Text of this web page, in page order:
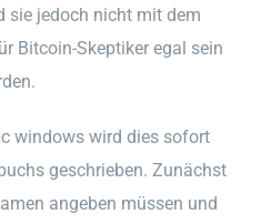
sie jedoch nicht mit dem
Bitcoin-Skeptiker egal sein
windows wird dies sofort
geschrieben. Zunächst
angeben müssen und